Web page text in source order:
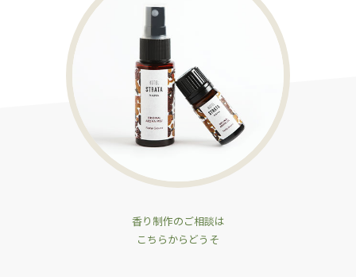
香り制作のご相談は
こちらからどうそ